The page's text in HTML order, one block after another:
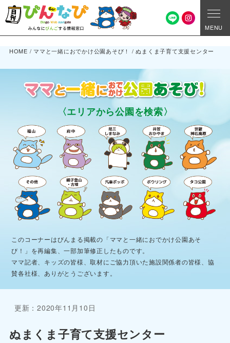
MENU
HOME / ママと一緒におでかけ公園あそび！ /ぬまくま子育て支援センター
〈エリアから公園を検索〉
このコーナーはびんまる掲載の「ママと一緒におでかけ公園あそ
び！」を再編集、一部加筆修正したものです。
ママ記者、キッズの皆様、取材にご協力頂いた施設関係者の皆様、協
賛各社様、ありがとうございます。
更新：2020年11月10日
ぬまくま子育て支援センター